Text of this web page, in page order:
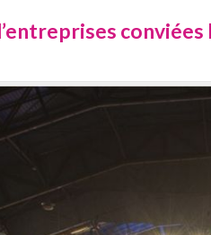
conviées